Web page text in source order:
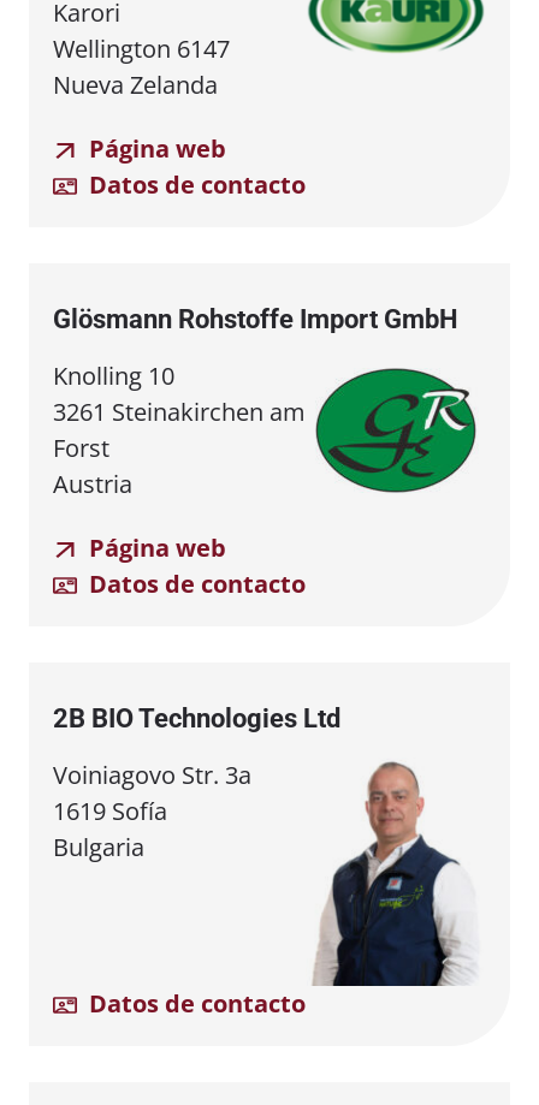
Karori
Wellington 6147
Nueva Zelanda
Página web
Datos de contacto
Glösmann Rohstoffe Import GmbH
Knolling 10
3261 Steinakirchen am
Forst
Austria
Página web
Datos de contacto
2B BIO Technologies Ltd
Voiniagovo Str. 3a
1619 Sofía
Bulgaria
Datos de contacto